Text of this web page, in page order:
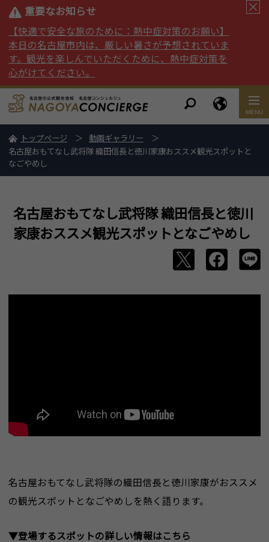
重要なお知らせ
【快適で安全な旅のために：熱中症対策のお願い】
本日の名古屋市内は、厳しい暑さが予想されていま
す。観光を楽しんでいただくために、熱中症対策を
心がけてください。
トップページ
動画ギャラリー
名古屋おもてなし武将隊 織田信長と徳川家康おススメ観光スポットと
なごやめし
名古屋おもてなし武将隊 織田信長と徳川
家康おススメ観光スポットとなごやめし
名古屋おもてなし武将隊の織田信長と徳川家康がおススメ
の観光スポットとなごやめしを熱く語ります。
▼登場するスポットの詳しい情報はこちら